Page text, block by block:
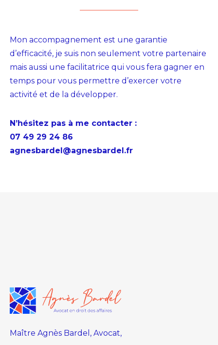
Mon accompagnement est une garantie
d’efficacité, je suis non seulement votre partenaire
mais aussi une facilitatrice qui vous fera gagner en
temps pour vous permettre d’exercer votre
activité et de la développer.
N’hésitez pas à me contacter :
07 49 29 24 86
agnesbardel@agnesbardel.fr
Maître Agnès Bardel, Avocat,